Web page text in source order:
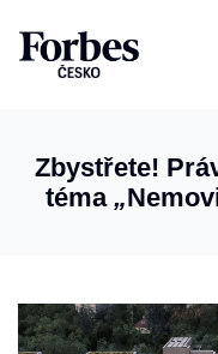
Zbystřete!
téma „